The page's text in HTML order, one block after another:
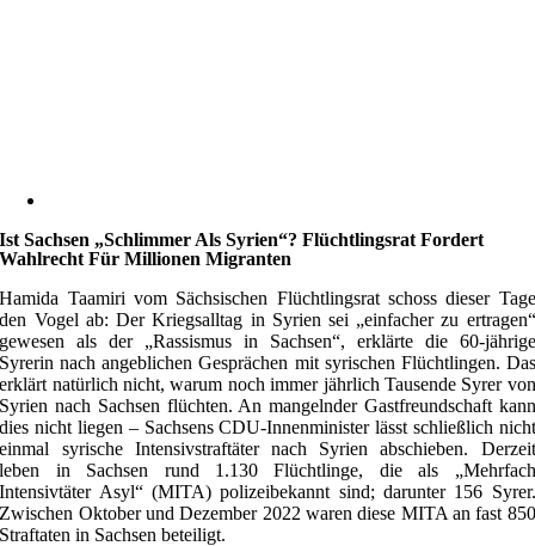
Ist Sachsen „schlimmer Als Syrien“? Flüchtlingsrat Fordert
Wahlrecht Für Millionen Migranten
Hamida Taamiri vom Sächsischen Flüchtlingsrat schoss dieser Tage
den Vogel ab: Der Kriegsalltag in Syrien sei „einfacher zu ertragen“
gewesen als der „Rassismus in Sachsen“, erklärte die 60-jährige
Syrerin nach angeblichen Gesprächen mit syrischen Flüchtlingen. Das
erklärt natürlich nicht, warum noch immer jährlich Tausende Syrer von
Syrien nach Sachsen flüchten. An mangelnder Gastfreundschaft kann
dies nicht liegen – Sachsens CDU-Innenminister lässt schließlich nicht
einmal syrische Intensivstraftäter nach Syrien abschieben. Derzeit
leben in Sachsen rund 1.130 Flüchtlinge, die als „Mehrfach
Intensivtäter Asyl“ (MITA) polizeibekannt sind; darunter 156 Syrer.
Zwischen Oktober und Dezember 2022 waren diese MITA an fast 850
Straftaten in Sachsen beteiligt.